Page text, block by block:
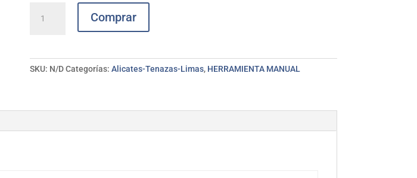
sierras
Comprar
SKU: N/D Categorías: Alicates-Tenazas-Limas, HERRAMIENTA MANUAL